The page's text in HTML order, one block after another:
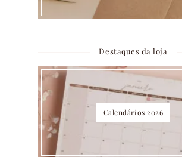
Destaques da loja
Calendários 2026